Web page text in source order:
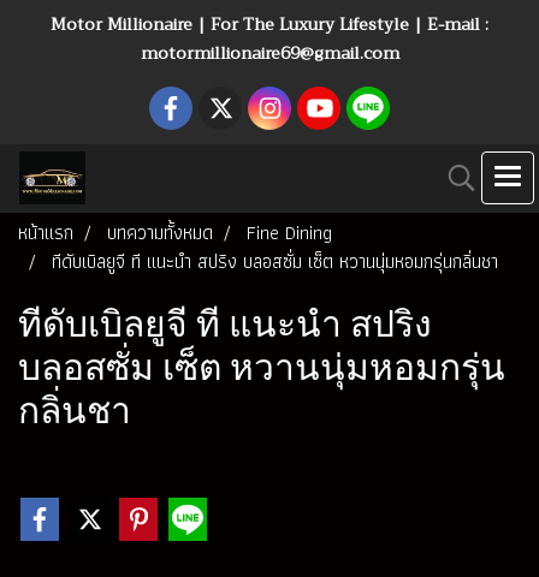
Motor Millionaire | For The Luxury Lifestyle | E-mail :
motormillionaire69@gmail.com
หน้าแรก บทความทั้งหมด
Fine Dining
ทีดับเบิลยูจี ที แนะนำ สปริง บลอสซั่ม เซ็ต หวานนุ่มหอมกรุ่นกลิ่นชา
ทีดับเบิลยูจี ที แนะนำ สปริง
บลอสซั่ม เซ็ต หวานนุ่มหอมกรุ่น
กลิ่นชา